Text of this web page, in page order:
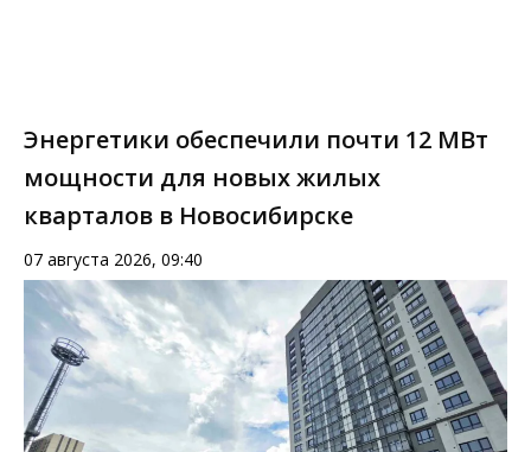
Энергетики обеспечили почти 12 МВт
мощности для новых жилых
кварталов в Новосибирске
07 августа 2026, 09:40